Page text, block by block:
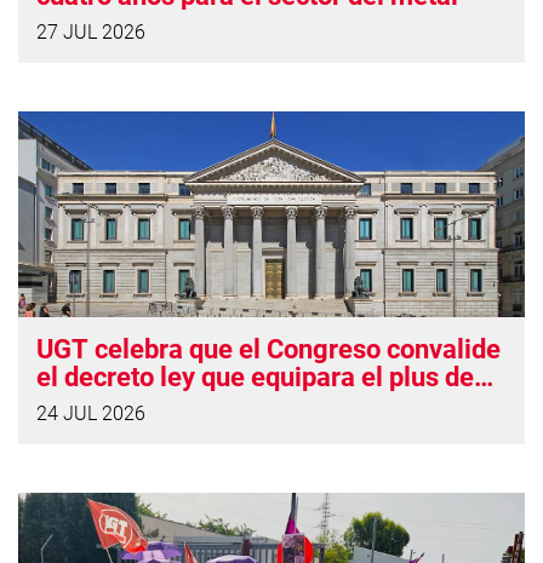
27 JUL 2026
UGT celebra que el Congreso convalide
el decreto ley que equipara el plus de
insularidad con Canarias
24 JUL 2026